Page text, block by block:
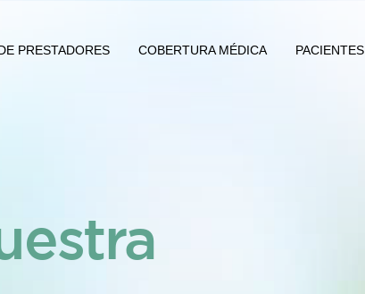
PRESTADORES COBERTURA MÉDICA PACIENTES